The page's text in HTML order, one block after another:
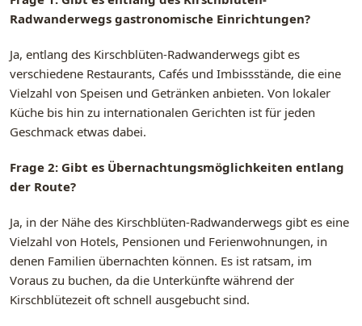
Radwanderwegs gastronomische Einrichtungen?
Ja, entlang des Kirschblüten-Radwanderwegs gibt es
verschiedene Restaurants, Cafés und Imbissstände, die eine
Vielzahl von Speisen und Getränken anbieten. Von lokaler
Küche bis hin zu internationalen Gerichten ist für jeden
Geschmack etwas dabei.
Frage 2: Gibt es Übernachtungsmöglichkeiten entlang
der Route?
Ja, in der Nähe des Kirschblüten-Radwanderwegs gibt es eine
Vielzahl von Hotels, Pensionen und Ferienwohnungen, in
denen Familien übernachten können. Es ist ratsam, im
Voraus zu buchen, da die Unterkünfte während der
Kirschblütezeit oft schnell ausgebucht sind.